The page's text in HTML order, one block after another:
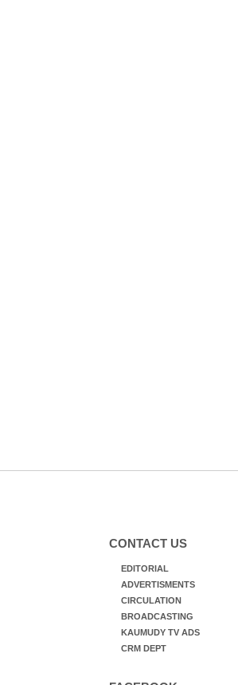
CONTACT US
EDITORIAL
ADVERTISMENTS
CIRCULATION
BROADCASTING
KAUMUDY TV ADS
CRM DEPT